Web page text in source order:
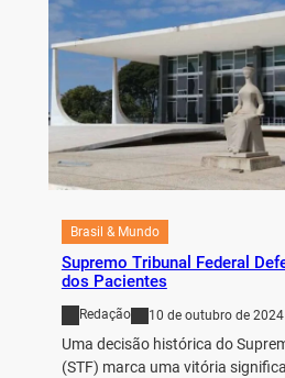
Brasil & Mundo
Supremo Tribunal Federal
dos Pacientes
Redação 10 de outubro de 2024
Uma decisão histórica do
(STF) marca uma vitória